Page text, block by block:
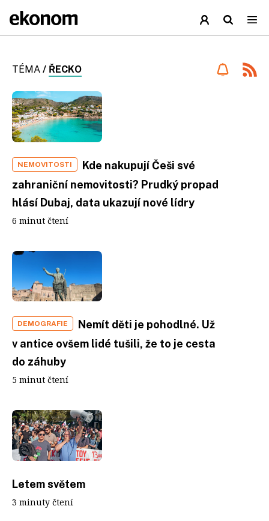
TÉMA / ŘECKO
NEMOVITOSTI
Kde nakupují Češi své
zahraniční nemovitosti? Prudký propad
hlásí Dubaj, data ukazují nové lídry
6 minut čtení
DEMOGRAFIE
Nemít děti je pohodlné. Už
v antice ovšem lidé tušili, že to je cesta
do záhuby
5 minut čtení
Letem světem
3 minuty čtení